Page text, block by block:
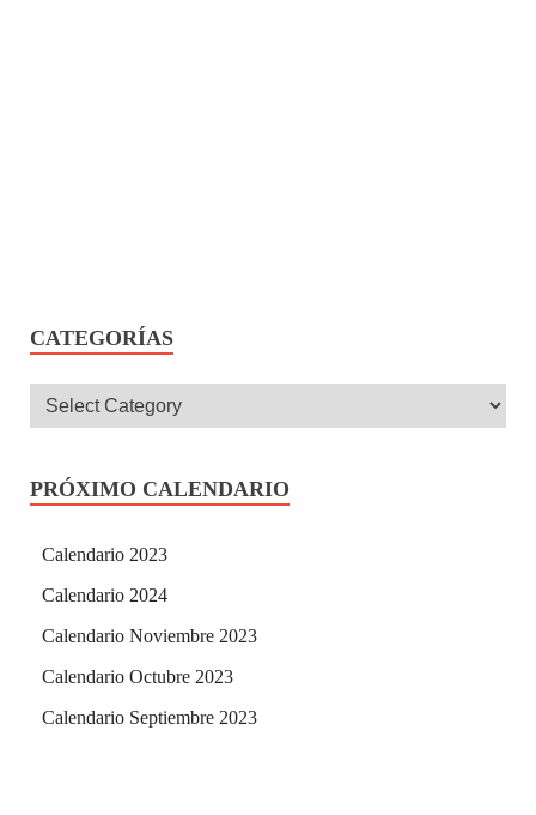
CATEGORÍAS
PRÓXIMO CALENDARIO
Calendario 2023
Calendario 2024
Calendario Noviembre 2023
Calendario Octubre 2023
Calendario Septiembre 2023